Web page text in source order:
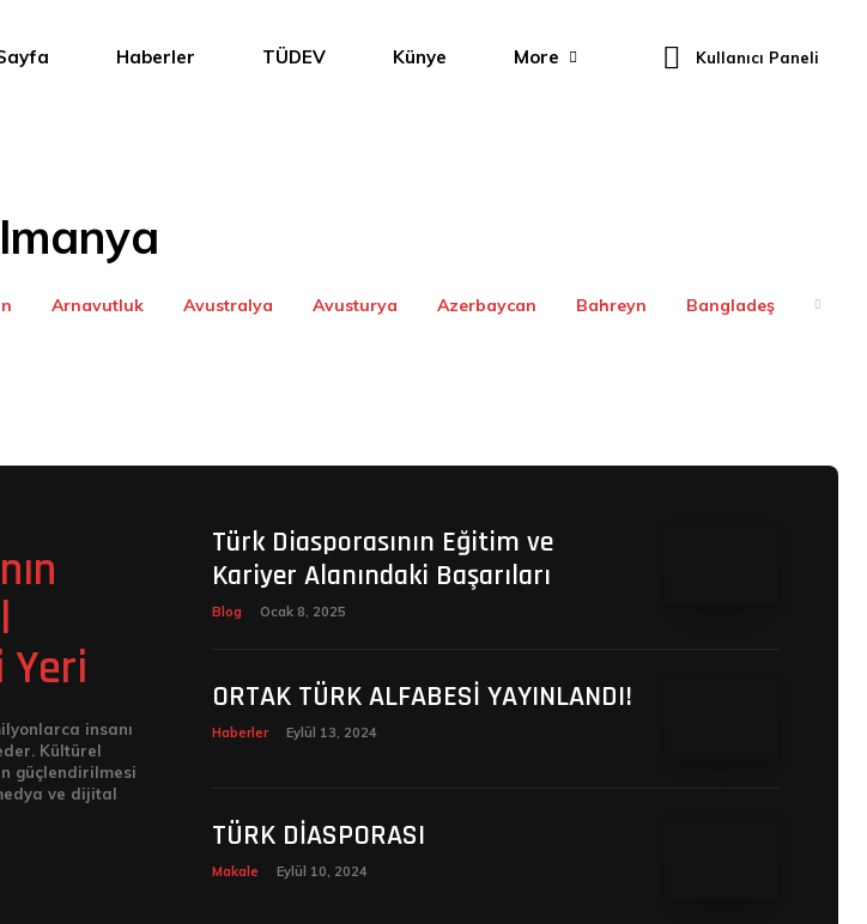
Haberler TÜDEV Künye More Kullanıcı Paneli
Arnavutluk Avustralya Avusturya Azerbaycan Bahreyn Bangladeş
insanı
Kültürel
güçlendirilmesi
ve dijital
Türk Diasporasının Eğitim ve
Kariyer Alanındaki Başarıları
Blog Ocak 8, 2025
ORTAK TÜRK ALFABESİ YAYINLANDI!
Haberler Eylül 13, 2024
TÜRK DİASPORASI
Makale Eylül 10, 2024